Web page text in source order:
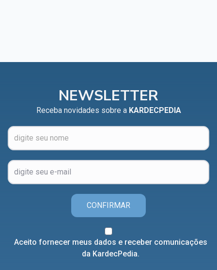
▸
Capítulo XXV — Buscai e achareis
Capítulo XXVI — Dai gratuitamente o que
Capítulo XXVII — Pedi e obtereis
Capítulo XXVIII — Coletânea de preces espíritas ▸
NEWSLETTER
Receba novidades sobre a KARDECPEDIA
CONFIRMAR
Aceito fornecer meus dados e receber comunicações
da KardecPedia.